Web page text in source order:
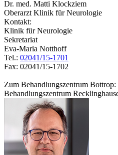
Dr. med. Matti Klockziem
Oberarzt Klinik für Neurologie
Kontakt:
Klinik für Neurologie
Sekretariat
Eva-Maria Notthoff
Tel.: 02041/15-1701
Fax: 02041/15-1702
Zum Behandlungszentrum Bottrop:
Behandlungszentrum